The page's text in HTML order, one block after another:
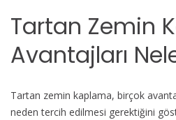
Tartan Zemin
Avantajları
Tartan zemin kaplama, birçok
neden tercih edilmesi gerektiğini